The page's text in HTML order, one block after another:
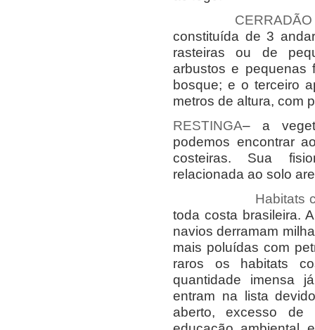
constituída de 3
rasteiras ou de
arbustos e pequenas
bosque; e o terceiro
metros de altura, com
RESTINGA– a
podemos encontrar
costeiras. Sua
relacionada ao solo
Habitats
toda costa brasileira.
navios derramam
mais poluídas com
raros os habitats
quantidade imensa
entram na lista
aberto, excesso